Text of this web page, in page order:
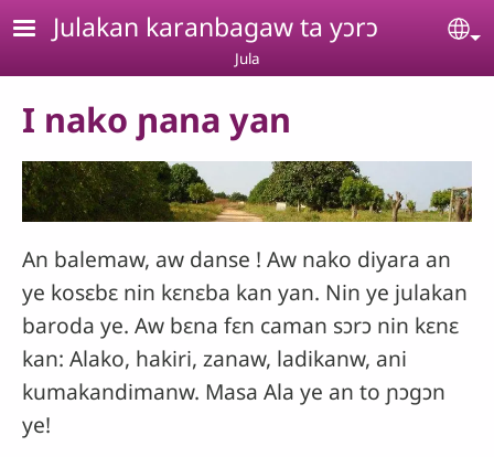
Aller au contenu principal
Julakan karanbagaw ta yɔrɔ
Jula
I nako ɲana yan
An balemaw, aw danse ! Aw nako diyara an
ye kosɛbɛ nin kɛnɛba kan yan. Nin ye julakan
baroda ye. Aw bɛna fɛn caman sɔrɔ nin kɛnɛ
kan: Alako, hakiri, zanaw, ladikanw, ani
kumakandimanw. Masa Ala ye an to ɲɔgɔn
ye!